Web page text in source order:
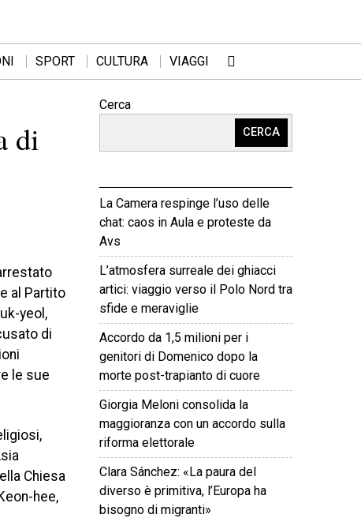
SPORT CULTURA VIAGGI
di
al Partito
yeol,
di
le sue
Chiesa
hee,
Cerca
CERCA
La Camera respinge l’uso delle
chat: caos in Aula e proteste da
Avs
L’atmosfera surreale dei ghiacci
artici: viaggio verso il Polo Nord tra
sfide e meraviglie
Accordo da 1,5 milioni per i
genitori di Domenico dopo la
morte post-trapianto di cuore
Giorgia Meloni consolida la
maggioranza con un accordo sulla
riforma elettorale
Clara Sánchez: «La paura del
diverso è primitiva, l’Europa ha
bisogno di migranti»